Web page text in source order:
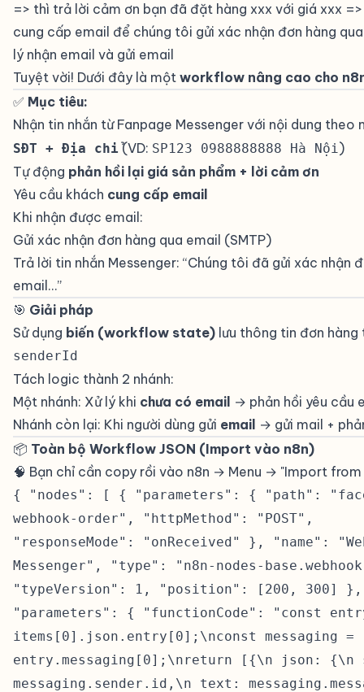
=> thì trả lời cảm ơn bạn đã đặt hàng xxx với giá xxx
cung cấp email để chúng tôi gửi xác nhận đơn hàng
lý nhận email và gửi email
Tuyệt vời! Dưới đây là một workflow nâng cao cho
✅ Mục tiêu:
Nhận tin nhắn từ Fanpage Messenger với nội dung theo
SĐT + Địa chỉ (VD: SP123 0988888888 Hà Nội)
Tự động phản hồi lại giá sản phẩm + lời cảm ơn
Yêu cầu khách cung cấp email
Khi nhận được email:
Gửi xác nhận đơn hàng qua email (SMTP)
Trả lời tin nhắn Messenger: “Chúng tôi đã gửi xác nhận
email…”
🎯 Giải pháp
Sử dụng biến (workflow state) lưu thông tin đơn hàng
senderId
Tách logic thành 2 nhánh:
Một nhánh: Xử lý khi chưa có email → phản hồi yêu cầu
Nhánh còn lại: Khi người dùng gửi email → gửi mail +
📦 Toàn bộ Workflow JSON (Import vào n8n)
🧠 Bạn chỉ cần copy rồi vào n8n → Menu → "Import
{ "nodes": [ { "parameters": { "path":
webhook-order", "httpMethod": "POST",
"responseMode": "onReceived" }, "name":
Messenger", "type": "n8n-nodes-
"typeVersion": 1, "position": [200, 300]
"parameters": { "functionCode": "const
items[0].json.entry[0];\nconst messaging =
entry.messaging[0];\nreturn [{\n json: {\n
messaging.sender.id,\n text: